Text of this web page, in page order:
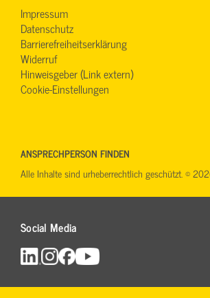
Impressum
Datenschutz
Barrierefreiheitserklärung
Widerruf
Hinweisgeber (Link extern)
Cookie-Einstellungen
Social Media
ANSPRECHPERSON FINDEN
Alle Inhalte sind urheberrechtlich geschützt. ©